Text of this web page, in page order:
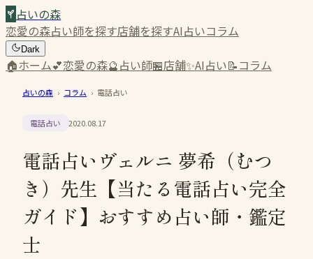
占いの森
恋愛の森占い師を探す店舗を探すAI占いコラム
Dark
🏠ホーム💕恋愛の森🔮占い師🏪店舗✨AI占い📝コラム
占いの森 › コラム › 電話占い
電話占い 2020.08.17
電話占いヴェルニ 夢希（むつ
き）先生【当たる電話占い完全
ガイド】おすすめ占い師・鑑定
士